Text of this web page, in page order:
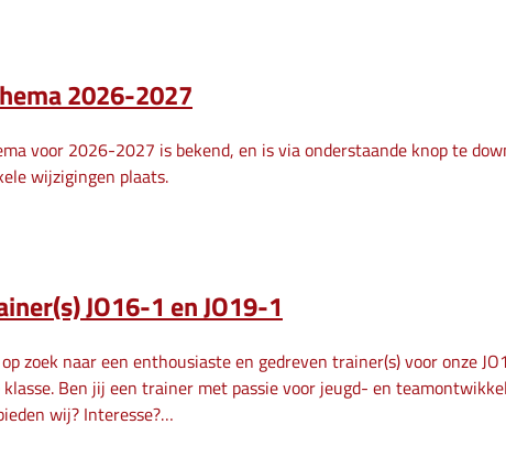
2026-2027
voor 2026-2027 is bekend, en is via onderstaande knop te
wijzigingen plaats.
JO16-1 en JO19-1
zoek naar een enthousiaste en gedreven trainer(s) voor onze
Ben jij een trainer met passie voor jeugd- en
wij? Interesse?…